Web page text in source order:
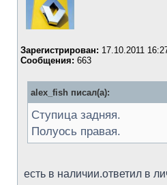
Зарегистрирован: 17.10.2011
Сообщения: 663
alex_fish писал(а):
Ступица задняя.
Полуось правая.
есть в наличии.ответил в